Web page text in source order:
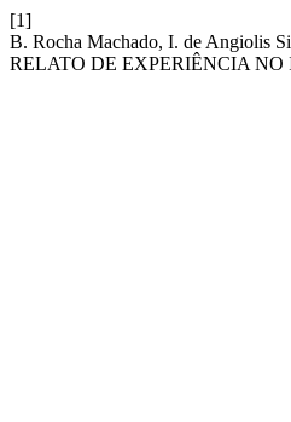
[1]
B. Rocha Machado, I. de Angiolis
RELATO DE EXPERIÊNCIA